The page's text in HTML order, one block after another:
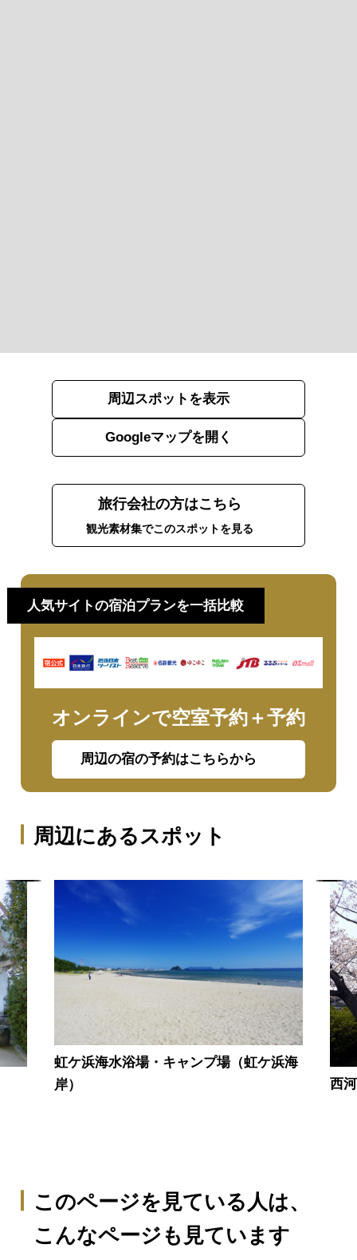
周辺スポットを表示
Googleマップを開く
旅行会社の方はこちら
観光素材集でこのスポットを見る
人気サイトの宿泊プランを一括比較
オンラインで空室予約＋予約
周辺の宿の予約はこちらから
周辺にあるスポット
虹ケ浜海水浴場・キャンプ場（虹ケ浜海
岸）
西
このページを見ている人は、
こんなページも見ています